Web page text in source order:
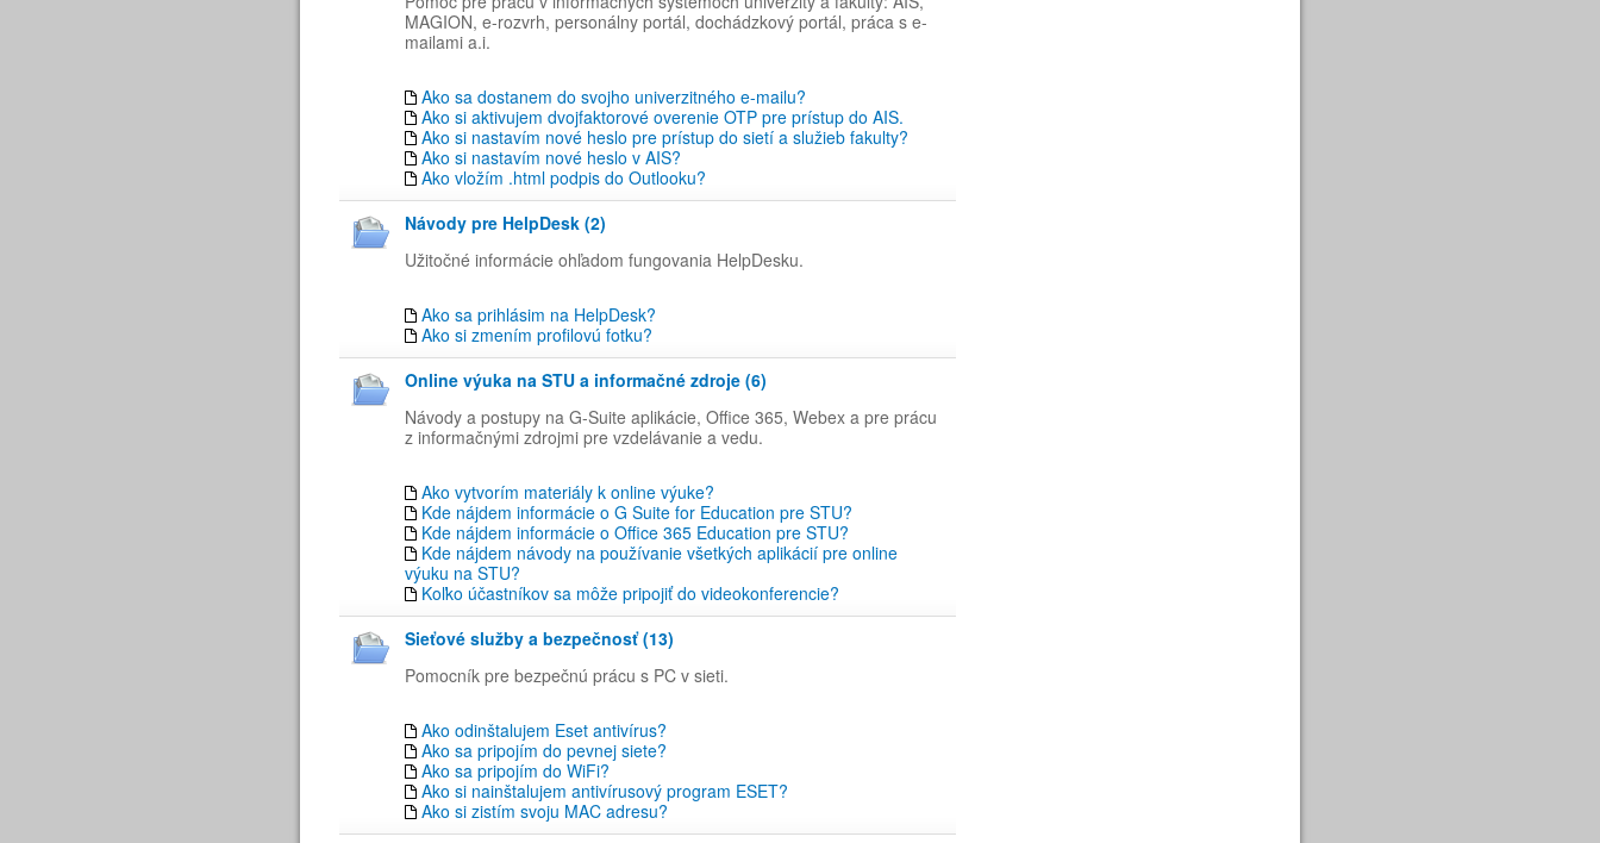
MAGION, e-rozvrh, personálny portál, dochádzkový portál, práca s e-
mailami a.i.
Ako sa dostanem do svojho univerzitného e-mailu?
Ako si aktivujem dvojfaktorové overenie OTP pre prístup do AIS.
Ako si nastavím nové heslo pre prístup do sietí a služieb fakulty?
Ako si nastavím nové heslo v AIS?
Ako vložím .html podpis do Outlooku?
Návody pre HelpDesk (2)
Užitočné informácie ohľadom fungovania HelpDesku.
Ako sa prihlásim na HelpDesk?
Ako si zmením profilovú fotku?
Online výuka na STU a informačné zdroje (6)
Návody a postupy na G-Suite aplikácie, Office 365, Webex a pre prácu
z informačnými zdrojmi pre vzdelávanie a vedu.
Ako vytvorím materiály k online výuke?
Kde nájdem informácie o G Suite for Education pre STU?
Kde nájdem informácie o Office 365 Education pre STU?
Kde nájdem návody na používanie všetkých aplikácií pre online
výuku na STU?
Koľko účastníkov sa môže pripojiť do videokonferencie?
Sieťové služby a bezpečnosť (13)
Pomocník pre bezpečnú prácu s PC v sieti.
Ako odinštalujem Eset antivírus?
Ako sa pripojím do pevnej siete?
Ako sa pripojím do WiFi?
Ako si nainštalujem antivírusový program ESET?
Ako si zistím svoju MAC adresu?